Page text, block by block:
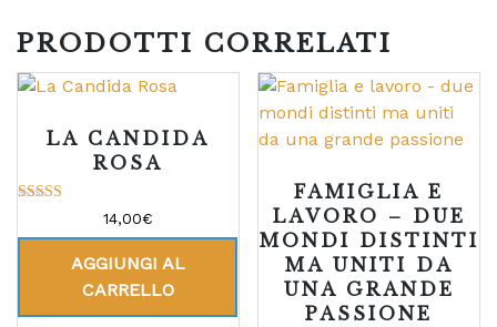
PRODOTTI CORRELATI
LA CANDIDA
ROSA
su 5
14,00€
AGGIUNGI AL
CARRELLO
FAMIGLIA E
LAVORO – DUE
MONDI DISTINTI
MA UNITI DA
UNA GRANDE
PASSIONE